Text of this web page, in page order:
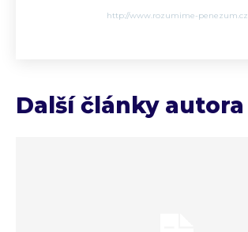
http://www.rozumime-penezum.cz
Další články autora